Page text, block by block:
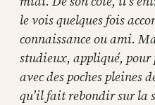
le vois quelques fois
connaissance ou ami.
studieux, appliqué, pour
avec des poches pleines
qu’il fait rebondir sur la